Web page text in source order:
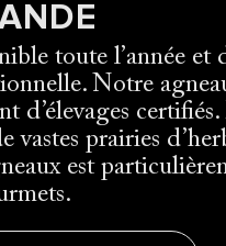
toute l’année et
Notre
d’élevages
vastes prairies
est